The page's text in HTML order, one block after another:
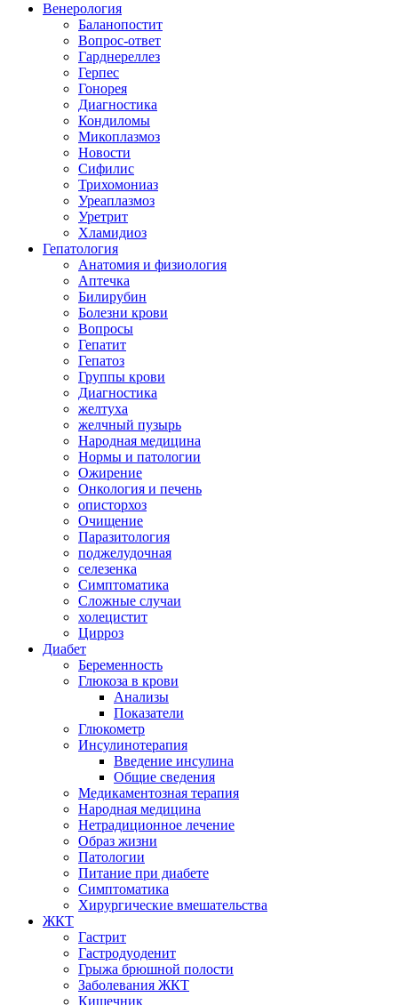
Венерология
Баланопостит
Вопрос-ответ
Гарднереллез
Герпес
Гонорея
Диагностика
Кондиломы
Микоплазмоз
Новости
Сифилис
Трихомониаз
Уреаплазмоз
Уретрит
Хламидиоз
Гепатология
Анатомия и физиология
Аптечка
Билирубин
Болезни крови
Вопросы
Гепатит
Гепатоз
Группы крови
Диагностика
желтуха
желчный пузырь
Народная медицина
Нормы и патологии
Ожирение
Онкология и печень
описторхоз
Очищение
Паразитология
поджелудочная
селезенка
Симптоматика
Сложные случаи
холецистит
Цирроз
Диабет
Беременность
Глюкоза в крови
Анализы
Показатели
Глюкометр
Инсулинотерапия
Введение инсулина
Общие сведения
Медикаментозная терапия
Народная медицина
Нетрадиционное лечение
Образ жизни
Патологии
Питание при диабете
Симптоматика
Хирургические вмешательства
ЖКТ
Гастрит
Гастродуоденит
Грыжа брюшной полости
Заболевания ЖКТ
Кишечник